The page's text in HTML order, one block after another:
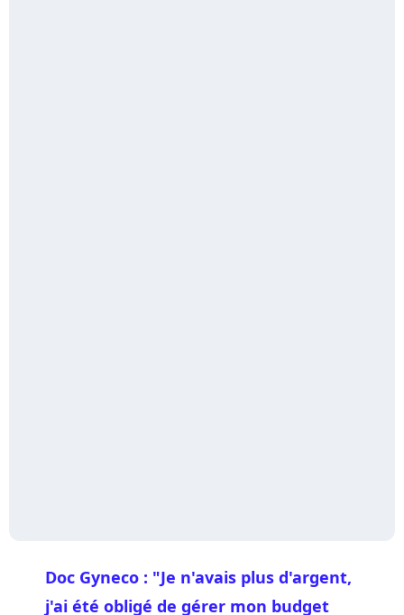
Doc Gyneco : "Je n'avais plus d'argent,
j'ai été obligé de gérer mon budget